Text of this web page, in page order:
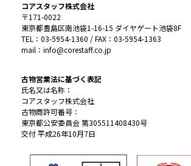
コアスタッフ株式会社
〒171-0022
東京都豊島区南池袋1-16-15 ダイヤゲート池袋8F
TEL：03-5954-1360 / FAX：03-5954-1363
mail：info@corestaff.co.jp
古物営業法に基づく表記
氏名又は名称：
コアスタッフ株式会社
古物商許可番号：
東京都公安委員会 第305511408430号
交付 平成26年10月7日